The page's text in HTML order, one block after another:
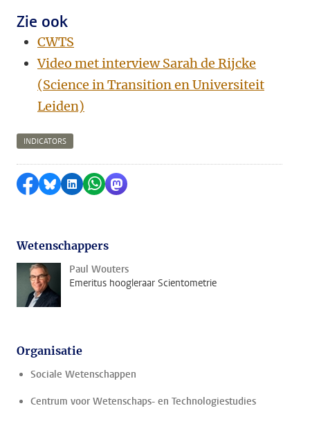
Zie ook
CWTS
Video met interview Sarah de Rijcke
(Science in Transition en Universiteit
Leiden)
INDICATORS
Delen op Facebook
Delen via Bluesky
Delen op LinkedIn
Delen via WhatsApp
Delen via Mastodon
Wetenschappers
Paul Wouters
Emeritus hoogleraar Scientometrie
Organisatie
Sociale Wetenschappen
Centrum voor Wetenschaps- en Technologiestudies